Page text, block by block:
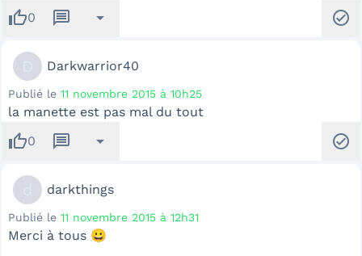
thumb_up0 message arrow_drop_down check_circle
Darkwarrior40
Publié le 11 novembre 2015 à 10h25
la manette est pas mal du tout
thumb_up0 message arrow_drop_down check_circle
darkthings
Publié le 11 novembre 2015 à 12h31
Merci à tous 😀